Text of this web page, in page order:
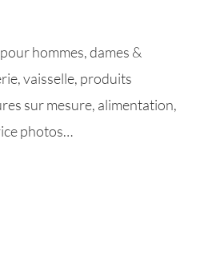
hommes, dames &
vaisselle, produits
sur mesure, alimentation,
photos…